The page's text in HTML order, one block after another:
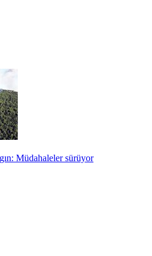
Müdahaleler sürüyor